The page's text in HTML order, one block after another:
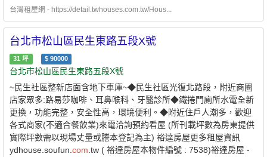
台灣租屋網 - https://detail.twhouses.com.tw/Hous...
台北市松山區民生東路五段X號
31 坪 $ 90000
台北市松山區民生東路五段X號
~民生社區整新店面含地下車庫~◆民生社區光復北路段，附近商圈
店家眾多:路易莎咖啡、耳鼻喉科、牙醫診所◆鐵捲門廁所水電全新
更換，功能完整，安全性高，環境便利。◆附近住戶人潮多，歡迎
各式商家(不適合餐飲業)來電洽詢預約看屋 (所刊載坪數為房東提供
實際坪數需以現場丈量或謄本登記為主) 裕達房屋更多租屋資訊
ydhouse.soufun.com.tw ( 裕達房屋本物件編號 : 7538)裕達房屋 -